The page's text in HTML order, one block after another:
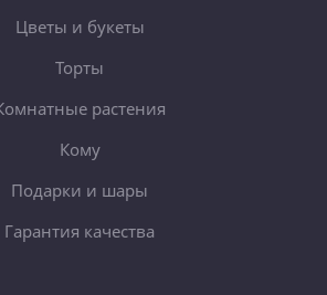
Цветы и букеты
Торты
растения
Кому
Подарки и шары
Гарантия качества